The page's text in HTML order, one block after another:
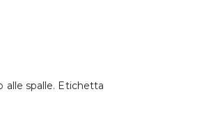
alle spalle. Etichetta